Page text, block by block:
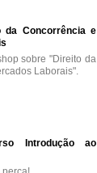
da Concorrência e
sobre "Direito da
Laborais".
Introdução ao